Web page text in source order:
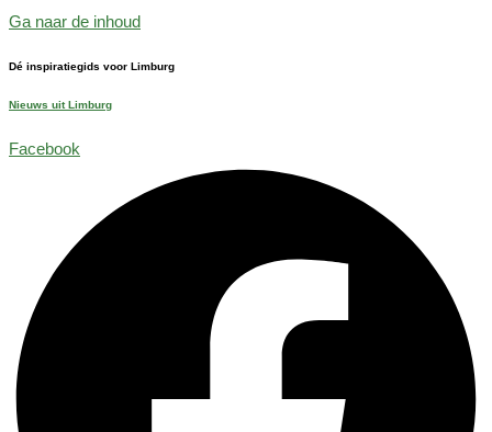
Ga naar de inhoud
Dé inspiratiegids voor Limburg
Nieuws uit Limburg
Facebook